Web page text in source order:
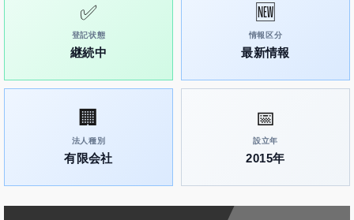
✅
登記状態
継続中
🆕
情報区分
最新情報
🏢
法人種別
有限会社
📅
設立年
2015年